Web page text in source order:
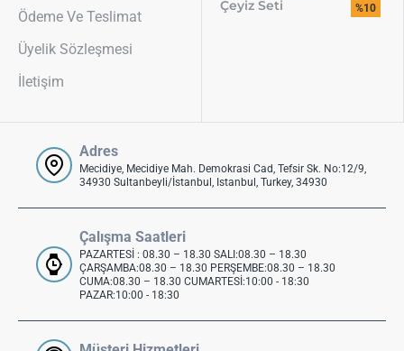
Ödeme Ve Teslimat
Üyelik Sözleşmesi
İletişim
Çeyiz Seti
%10
Adres
Mecidiye, Mecidiye Mah. Demokrasi Cad, Tefsir Sk. No:12/9,
34930 Sultanbeyli/İstanbul, Istanbul, Turkey, 34930
Çalışma Saatleri
PAZARTESİ : 08.30 – 18.30 SALI:08.30 – 18.30
ÇARŞAMBA:08.30 – 18.30 PERŞEMBE:08.30 – 18.30
CUMA:08.30 – 18.30 CUMARTESİ:10:00 - 18:30
PAZAR:10:00 - 18:30